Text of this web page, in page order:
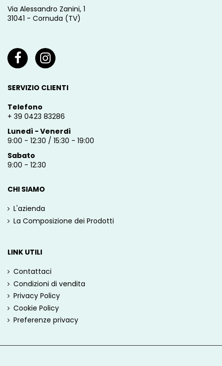
Via Alessandro Zanini, 1
31041 - Cornuda (TV)
SERVIZIO CLIENTI
Telefono
+ 39 0423 83286
Lunedì - Venerdì
9:00 - 12:30 / 15:30 - 19:00
Sabato
9:00 - 12:30
CHI SIAMO
L'azienda
La Composizione dei Prodotti
LINK UTILI
Contattaci
Condizioni di vendita
Privacy Policy
Cookie Policy
Preferenze privacy